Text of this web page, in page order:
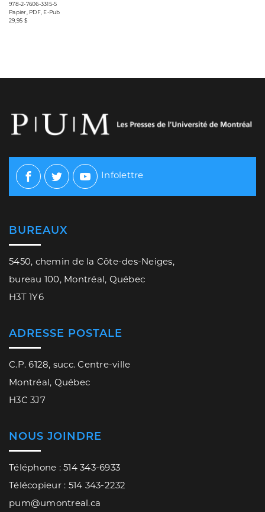
978-2-7606-3315-5
Papier, PDF, E-Pub
29,95 $
Facebook
TwitterYoutube
Infolettre
BUREAUX
5450, chemin de la Côte-des-Neiges,
bureau 100, Montréal, Québec
H3T 1Y6
ADRESSE POSTALE
C.P. 6128, succ. Centre-ville
Montréal, Québec
H3C 3J7
NOUS JOINDRE
Téléphone : 514 343-6933
Télécopieur : 514 343-2232
pum@umontreal.ca